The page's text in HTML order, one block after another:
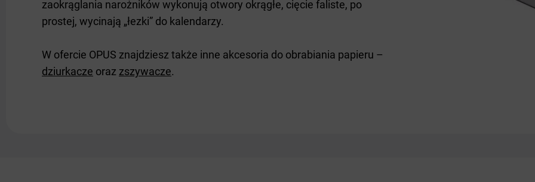
zaokrąglania narożników wykonują otwory okrągłe, cięcie faliste, po
prostej, wycinają „łezki” do kalendarzy.
W ofercie OPUS znajdziesz także inne akcesoria do obrabiania papieru –
dziurkacze oraz zszywacze.